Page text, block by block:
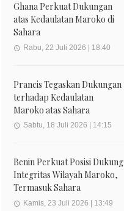
Ghana Perkuat Dukungan
atas Kedaulatan Maroko di
Sahara
Rabu, 22 Juli 2026 | 18:40
Prancis Tegaskan Dukungan
terhadap Kedaulatan
Maroko atas Sahara
Sabtu, 18 Juli 2026 | 14:15
Benin Perkuat Posisi Dukung
Integritas Wilayah Maroko,
Termasuk Sahara
Kamis, 23 Juli 2026 | 13:49